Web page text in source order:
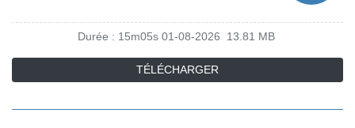
Durée : 15m05s 01-08-2026 13.81 MB
TÉLÉCHARGER